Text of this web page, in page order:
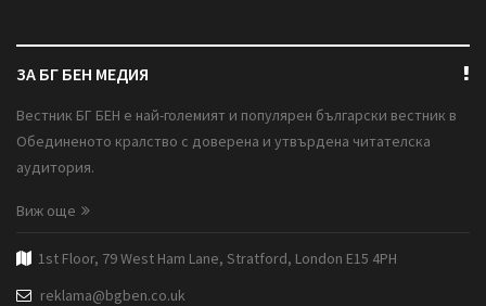
ЗА БГ БЕН МЕДИЯ
Вестник БГ БЕН е най-големият и популярен български вестник в
Обединеното кралство с доверена и утвърдена читателска
аудитория.
Виж още
1st Floor, 79 West Ham Lane, Stratford, London E15 4PH
reklama@bgben.co.uk